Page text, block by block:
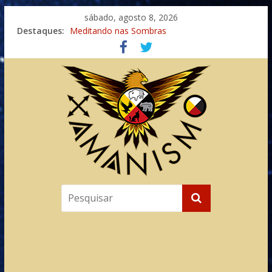
sábado, agosto 8, 2026
Destaques: Meditando nas Sombras
Autosuficiência: A Jornada do Espírito Ancestral
Xamanismo Universal
Totens – Caminho Espiritual – Crescimento
Imaginação na Cura